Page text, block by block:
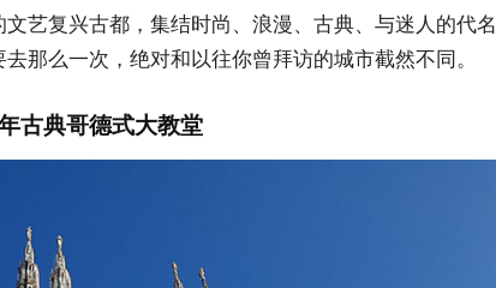
艺复兴古都，集结时尚、浪漫、古典、与迷人的代名
那么一次，绝对和以往你曾拜访的城市截然不同。
古典哥德式大教堂